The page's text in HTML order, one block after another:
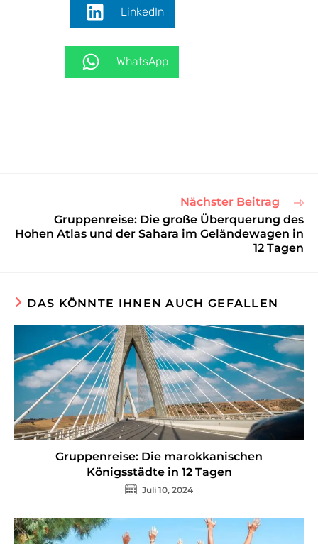
LinkedIn
WhatsApp
Nächster Beitrag
Gruppenreise: Die große Überquerung des
Hohen Atlas und der Sahara im Geländewagen in
12 Tagen
DAS KÖNNTE IHNEN AUCH GEFALLEN
Gruppenreise: Die marokkanischen
Königsstädte in 12 Tagen
Juli 10, 2024